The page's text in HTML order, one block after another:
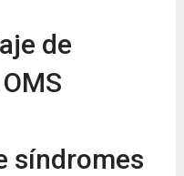
de
síndromes